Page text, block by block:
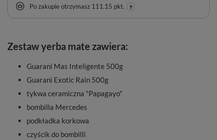
Po zakupie otrzymasz 111.15 pkt.
Zestaw yerba mate zawiera:
Guarani Mas Inteligente 500g
Guarani Exotic Rain 500g
tykwa ceramiczna "Papagayo"
bombilla Mercedes
podkładka korkowa
czyścik do bombilli